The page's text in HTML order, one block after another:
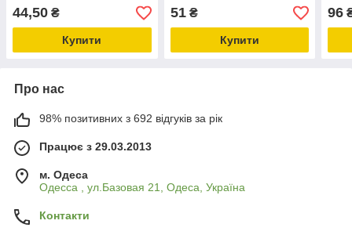
44,50 ₴
Купити
51₴
Купити
96
Про нас
98% позитивних з 692 відгуків за рік
Працює з 29.03.2013
м. Одеса
Одесса , ул.Базовая 21, Одеса, Україна
Контакти